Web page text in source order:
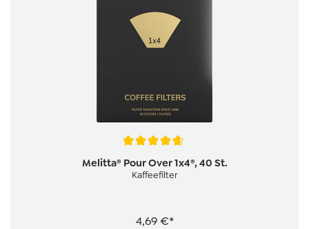
Melitta® Pour Over 1x4®, 40 St.
Kaffeefilter
4,69 €*